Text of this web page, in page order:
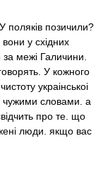
полякiв позичили?
у схiдних
межi Галичини.
У кожного
украiнськоi
чужими словами. а
про те. що
люди. якщо вас